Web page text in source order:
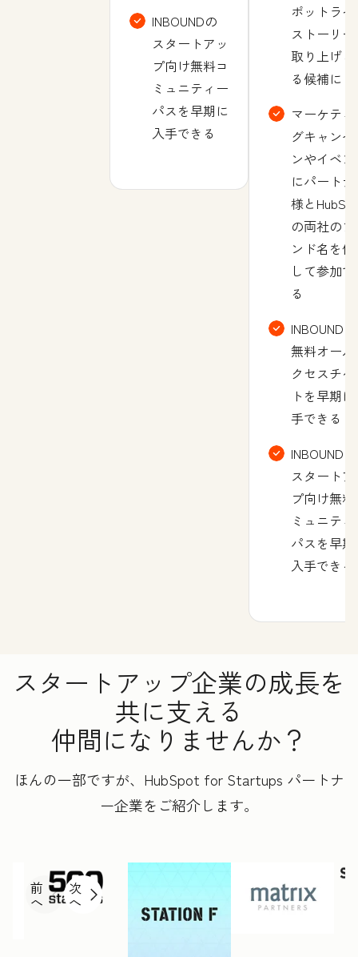
INBOUNDの
スタートアッ
プ向け無料コ
ミュニティー
パスを早期に
入手できる
ポットラ
ストーリ
取り上げ
る候補に
マーケテ
グキャン
ンやイベ
にパート
様と
の両社の
ンド名を
して参加
る
INBOUNDの
無料オー
クセスチ
トを早期
手できる
INBOUNDの
スタート
プ向け無
ミュニテ
パスを早
入手できる
スタートアップ企業の成長を
共に支える
仲間になりませんか？
ほんの一部ですが、HubSpot for Startups パートナ
ー企業をご紹介します。
前
へ
次
へ